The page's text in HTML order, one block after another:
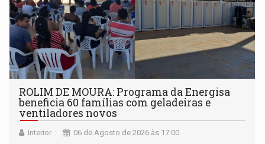
ROLIM DE MOURA: Programa da Energisa
beneficia 60 famílias com geladeiras e
ventiladores novos
Interior 06 de Agosto de 2026 às 17:00